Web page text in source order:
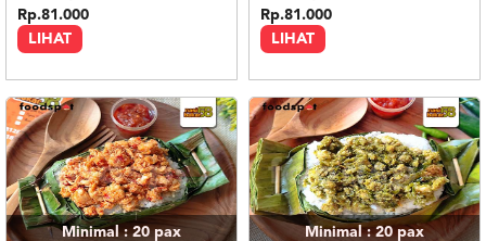
LIHAT
Rp.81.000
LIHAT
Rp.81.000
Minimal : 20 pax Minimal : 20pax